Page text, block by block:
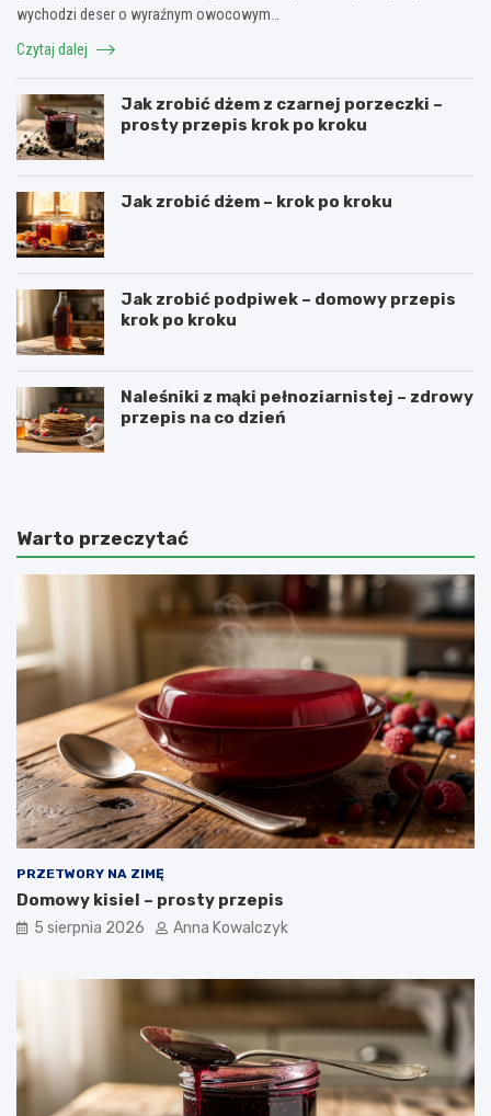
wychodzi deser o wyraźnym owocowym…
Czytaj dalej
Jak zrobić dżem z czarnej porzeczki –
prosty przepis krok po kroku
Jak zrobić dżem – krok po kroku
Jak zrobić podpiwek – domowy przepis
krok po kroku
Naleśniki z mąki pełnoziarnistej – zdrowy
przepis na co dzień
Warto przeczytać
PRZETWORY NA ZIMĘ
Domowy kisiel – prosty przepis
5 sierpnia 2026 Anna Kowalczyk